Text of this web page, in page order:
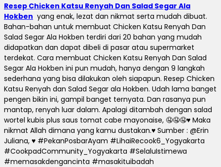
Resep Chicken Katsu Renyah Dan Salad Segar Ala
Hokben yang enak, lezat dan nikmat serta mudah dibuat.
Bahan-bahan untuk membuat Chicken Katsu Renyah Dan
Salad Segar Ala Hokben terdiri dari 20 bahan yang mudah
didapatkan dan dapat dibeli di pasar atau supermarket
terdekat. Cara membuat Chicken Katsu Renyah Dan Salad
Segar Ala Hokben ini pun mudah, hanya dengan 9 langkah
sederhana yang bisa dilakukan oleh siapapun. Resep Chicken
Katsu Renyah dan Salad Segar ala Hokben. Udah lama banget
pengen bikin ini, gampil banget ternyata. Dan rasanya pun
mantap, renyah luar dalam. Apalagi ditambah dengan salad
wortel kubis plus saus tomat cabe mayonaise, 🤤🤤🤤♥️ Maka
nikmat Allah dimana yang kamu dustakan.♥️ Sumber : @Erin
Juliana, ♥️ #PekanPosbarAyam #LihaiRecook6_Yogyakarta
#CookpadCommunity_Yogyakarta #SelaluIstimewa
#memasakdengancinta #masakituibadah